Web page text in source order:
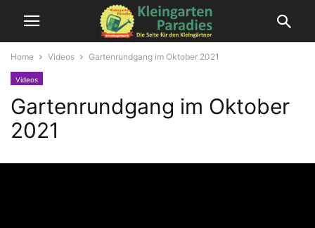
Home Videos Gartenrundgang im Oktober 2021
Videos
Gartenrundgang im Oktober
2021